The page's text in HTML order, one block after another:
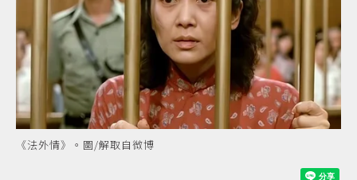
《法外情》。圖/解取自微博